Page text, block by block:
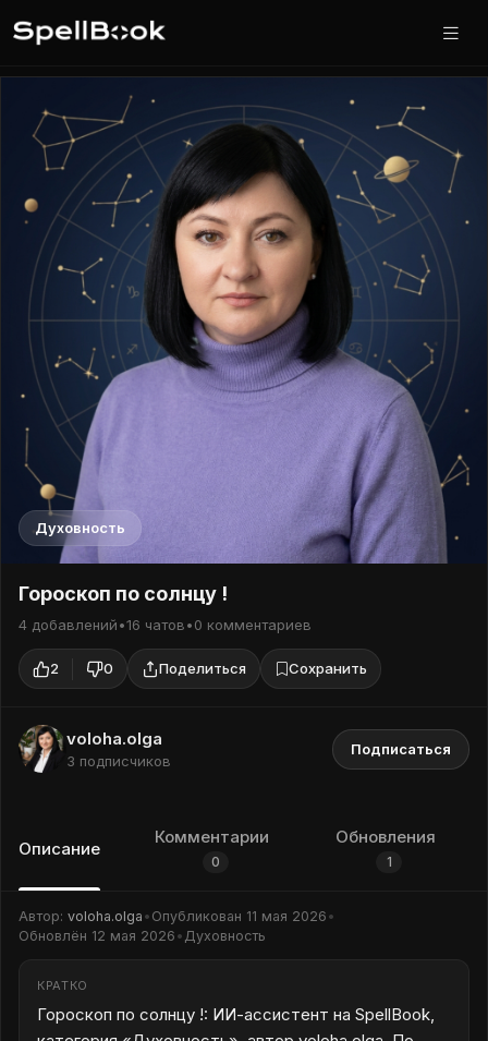
Духовность
Гороскоп по солнцу !
4 добавлений•16 чатов•0 комментариев
2 0 Поделиться Сохранить
voloha.olga
3 подписчиков
Подписаться
Описание
Комментарии
0
Обновления
1
Автор: voloha.olga • Опубликован 11 мая 2026 •
Обновлён 12 мая 2026 • Духовность
КРАТКО
Гороскоп по солнцу !: ИИ-ассистент на SpellBook,